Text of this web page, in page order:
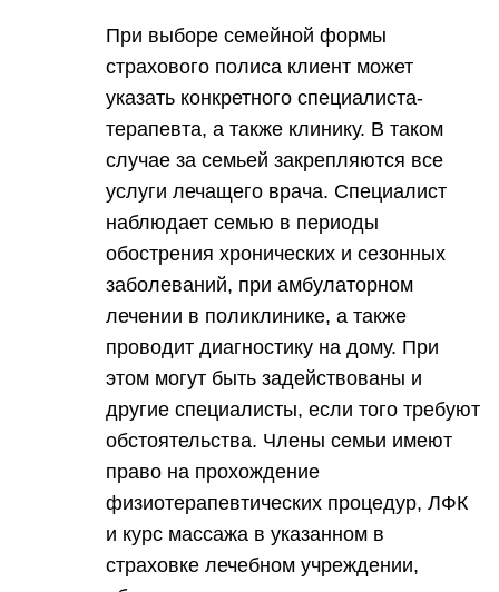
При выборе семейной формы
страхового полиса клиент может
указать конкретного специалиста-
терапевта, а также клинику. В таком
случае за семьей закрепляются все
услуги лечащего врача. Специалист
наблюдает семью в периоды
обострения хронических и сезонных
заболеваний, при амбулаторном
лечении в поликлинике, а также
проводит диагностику на дому. При
этом могут быть задействованы и
другие специалисты, если того требуют
обстоятельства. Члены семьи имеют
право на прохождение
физиотерапевтических процедур, ЛФК
и курс массажа в указанном в
страховке лечебном учреждении,